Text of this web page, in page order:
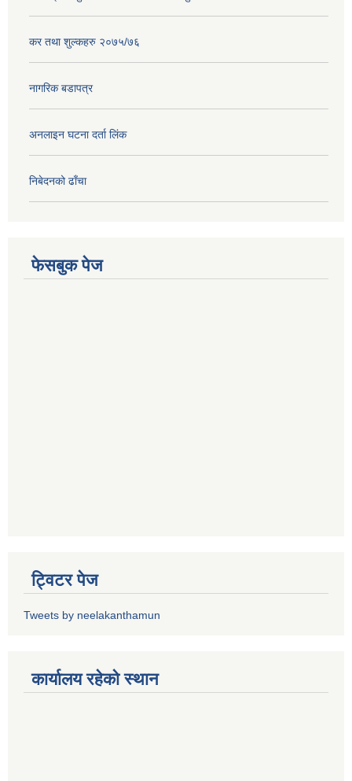
कर तथा शुल्कहरु २०७५/७६
नागरिक बडापत्र
अनलाइन घटना दर्ता लिंक
निबेदनको ढाँचा
फेसबुक पेज
ट्विटर पेज
Tweets by neelakanthamun
कार्यालय रहेको स्थान